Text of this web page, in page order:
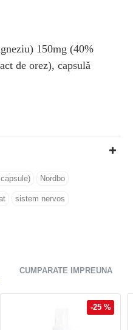
150mg (40%
de orez), capsulă
Nordbo
sistem nervos
CUMPARATE IMPREUNA
-25 %